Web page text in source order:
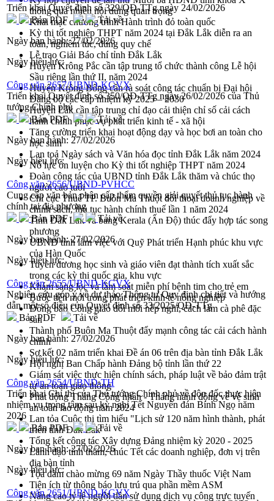
thông qua nhiều nội dung quan trọng
Khai mạc chương trình Hành trình đỏ toàn quốc
Kỳ thi tốt nghiệp THPT năm 2024 tại Đắk Lắk diễn ra an
toàn, nghiêm túc, đúng quy chế
Lễ trao Giải Báo chí tỉnh Đắk Lắk
Huyện Krông Pắc cần tập trung tổ chức thành công Lễ hội
Sầu riêng lần thứ II, năm 2024
Huyện Krông Bông cần rà soát công tác chuẩn bị Đại hội
Đảng bộ các cấp nhiệm kỳ 2025 – 2030
Huyện Lắk cần tập trung chỉ đạo cải thiện chỉ số cải cách
hành chính phục vụ phát triển kinh tế - xã hội
Tăng cường triển khai hoạt động dạy và học bơi an toàn cho
học sinh
Lan toả Ngày sách và Văn hóa đọc tỉnh Đắk Lắk năm 2024
Nỗ lực ôn luyện cho Kỳ thi tốt nghiệp THPT năm 2024
Đoàn công tác của UBND tỉnh Đắk Lắk thăm và chúc thọ
người cao tuổi
Chi cục Thuế TP. Buôn Ma Thuột đối thoại doanh nghiệp về
chính sách, thủ tục hành chính thuế lần 1 năm 2024
Tỉnh Đắk Lắk và bang Kerala (Ấn Độ) thúc đẩy hợp tác song
phương
UBND tỉnh làm việc với Quỹ Phát triển Hạnh phúc khu vực
của Hàn Quốc
Tuyên dương học sinh và giáo viên đạt thành tích xuất sắc
trong các kỳ thi quốc gia, khu vực
Khám sàng lọc và tầm soát miễn phí bệnh tim cho trẻ em
Bước tiến mới trong phát triển kinh tế nông nghiệp
Đồng bào Công giáo đổi mới nếp nghĩ, cách làm cà phê đặc
sản
Thành phố Buôn Ma Thuột đẩy mạnh công tác cải cách hành
chính
Sơ kết 02 năm triển khai Đề án 06 trên địa bàn tỉnh Đắk Lắk
Hội nghị Ban Chấp hành Đảng bộ tỉnh lần thứ 22
Giám sát việc thực hiện chính sách, pháp luật về bảo đảm trật
tự an toàn giao thông
Phát động Tháng Công nhân - Tháng hành động về vệ sinh
an toàn lao động năm 2024
Lan tỏa Cuộc thi tìm hiểu "Lịch sử 120 năm hình thành, phát
triển tỉnh Đắk Lắk"
Tổng kết công tác Xây dựng Đảng nhiệm kỳ 2020 - 2025
Lãnh đạo tỉnh thăm, chúc Tết các doanh nghiệp, đơn vị trên
địa bàn tỉnh
Tọa đàm chào mừng 69 năm Ngày Thầy thuốc Việt Nam
Tiện ích từ thông báo lưu trú qua phần mềm ASM
Nâng cao tỷ lệ người dân sử dụng dịch vụ công trực tuyến
Triển khai Quyết định số 329/QĐ-TTg ngày 24/02/2026
Bản PDF
Tải về
Ngày ban hành:27/02/2026
Ngày hiệu lực:
Công văn 2657/UBND-KGVX
Triển khai Quyết định số 350/QĐ-TTg ngày 26/02/2026 của Thủ
tướng Chính phủ
Bản PDF
Tải về
Ngày ban hành: 27/02/2026
Ngày hiệu lực:
Công văn 2656/UBND-PVHCC
Cung cấp văn bản phân cấp thẩm quyền giải quyết thủ tục hành
chính tại địa phương
Bản PDF
Tải về
Ngày ban hành:27/02/2026
Ngày hiệu lực:
Công văn 2655/UBND-KGVX
Nghiên cứu góp ý về dự thảo Thông tư Quy định chi tiết và hướng
dẫn một số điều của Quyết định số 33/2025/QĐ-TTg
Bản PDF
Tải về
Ngày ban hành: 27/02/2026
Ngày hiệu lực:
Công văn 2654/UBND-TH
Triển khai Chỉ thị của Thủ tướng Chính phủ về đôn đốc thực hiện
nhiệm vụ trọng tâm sau kỳ nghỉ Tết Nguyên đán Bính Ngọ năm
2026
Bản PDF
Tải về
Ngày ban hành:27/02/2026
Ngày hiệu lực:
Công văn 2651/UBND-KGVX